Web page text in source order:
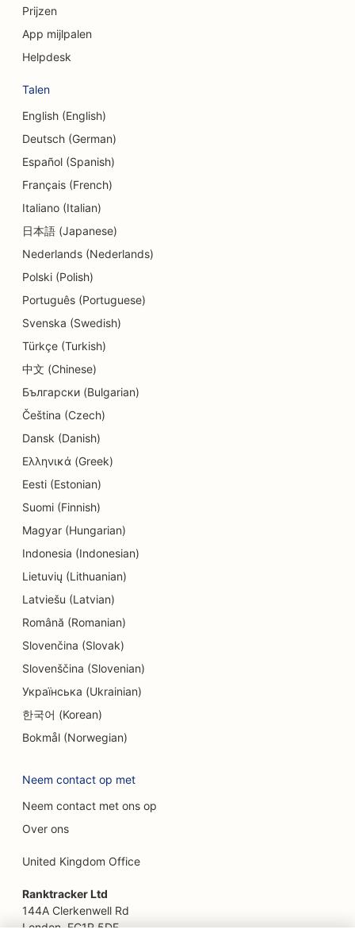
SEO voor delicatessenzaken
SEO voor schuldbemiddelingsdiensten
SEO voor valutawisseldiensten
SEO voor dermabrasiediensten
SEO voor kinderdagverblijven
SEO voor tandheelkundige klinieken
SEO voor detailwinkels
SEO voor cupcakewinkels
SEO voor onderwijs en kinderopvang
SEO voor elektriciens
SEO voor stomerijen
SEO voor elektronicawinkels
SEO voor ingenieursbureaus
SEO voor amusement en recreatie
SEO voor Escape Rooms
EO voor etnische restaurants
SEO voor boerderij-keukenrestaurants
SEO voor faceliftdiensten
SEO voor familierestaurants
SEO voor bloemisten
SEO voor uitstekende restaurants
SEO voor financiële diensten
SEO voor foodcourts
Prijzen
App mijlpalen
Helpdesk
Talen
English (English)
Deutsch (German)
Español (Spanish)
Français (French)
Italiano (Italian)
日本語 (Japanese)
Nederlands (Nederlands)
Polski (Polish)
Português (Portuguese)
Svenska (Swedish)
Türkçe (Turkish)
中文 (Chinese)
Български (Bulgarian)
Čeština (Czech)
Dansk (Danish)
Ελληνικά (Greek)
Eesti (Estonian)
Suomi (Finnish)
Magyar (Hungarian)
Indonesia (Indonesian)
Lietuvių (Lithuanian)
Latviešu (Latvian)
Română (Romanian)
Slovenčina (Slovak)
Slovenščina (Slovenian)
Українська (Ukrainian)
한국어 (Korean)
Bokmål (Norwegian)
Neem contact op met
Neem contact met ons op
Over ons
United Kingdom Office
Ranktracker Ltd
144A Clerkenwell Rd
London, EC1R 5DF